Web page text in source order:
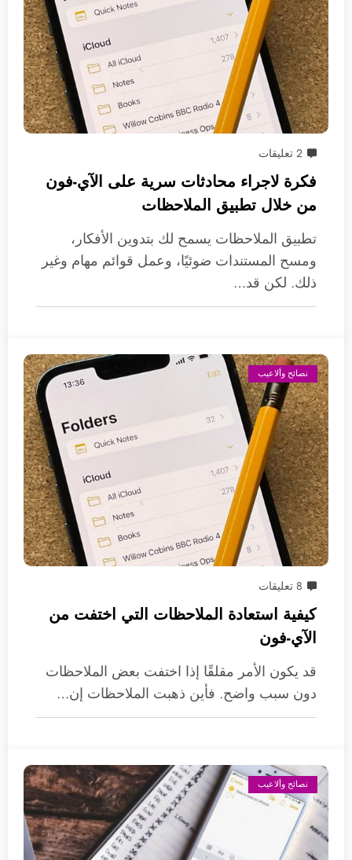
2 تعليقات
فكرة لاجراء محادثات سرية على الآي-فون
من خلال تطبيق الملاحظات
تطبيق الملاحظات يسمح لك بتدوين الأفكار،
ومسح المستندات ضوئيًا، وعمل قوائم مهام وغير
ذلك. لكن قد…
نصائح وألاعيب
8 تعليقات
كيفية استعادة الملاحظات التي اختفت من
الآي-فون
قد يكون الأمر مقلقًا إذا اختفت بعض الملاحظات
دون سبب واضح. فأين ذهبت الملاحظات إن…
نصائح وألاعيب